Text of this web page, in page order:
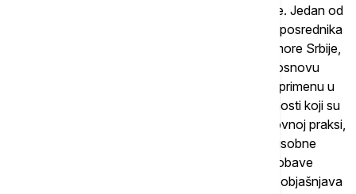
strateški cilj Grupacije, od osnivanja 2011. godine. Jedan od
koraka bio je usvajanje Kodeksa poslovne etike posrednika
u prometu i zakupu nepokretnosti Privredne komore Srbije,
a početak izdavanja identifikacionih kartica, na osnovu
člana 14 Kodeksa, stvorio je uslove za njegovu primenu u
praksi. Posrednici u prometu i zakupu nepokretnosti koji su
prihvatili odredbe Kodeksa i primenjuju ih u poslovnoj praksi,
pružaju viši kvalitet usluga, uz veći stepen međusobne
saradnje koji omogućava da njihovi klijenti brže obave
posao kupoprodaje ili izdavanja nepokretnosti", objašnjava